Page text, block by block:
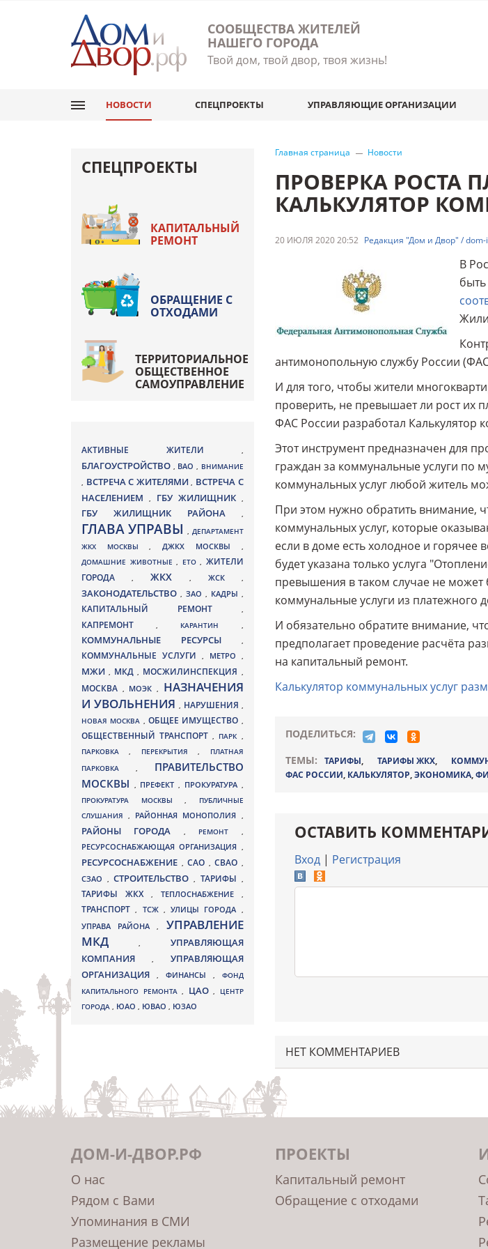
СООБЩЕСТВА ЖИТЕЛЕЙ
НАШЕГО ГОРОДА
Твой дом, твой двор, твоя жизнь!
НОВОСТИ СПЕЦПРОЕКТЫ УПРАВЛЯЮЩИЕ ОРГАНИЗАЦИИ
Главная страница Новости
ПРОВЕРКА РОСТА
КАЛЬКУЛЯТОР
20 ИЮЛЯ 2020 20:52 Редакция "Дом и Двор" /
В
антимонопольную службу России
И для того, чтобы жители
проверить, не превышает ли рост их
ФАС России разработал Калькулятор
Этот инструмент предназначен для
граждан за коммунальные услуги по
коммунальных услуг любой житель
При этом нужно обратить внимание,
коммунальных услуг, которые
если в доме есть холодное и горячее
будет указана только услуга
превышения в таком случае не
коммунальные услуги из платежного
И обязательно обратите внимание,
предполагает проведение расчёта
на капитальный ремонт.
Калькулятор коммунальных услуг
ПОДЕЛИТЬСЯ:
ТЕМЫ:
ТАРИФЫ, ТАРИФЫ ЖКХ,
ФАС РОССИИ, КАЛЬКУЛЯТОР,ЭКОНОМИКА,
ОСТАВИТЬ
Вход| Регистрация
НЕТ КОММЕНТАРИЕВ
СПЕЦПРОЕКТЫ
КАПИТАЛЬНЫЙ
РЕМОНТ
ОБРАЩЕНИЕ С
ОТХОДАМИ
ТЕРРИТОРИАЛЬНОЕ
ОБЩЕСТВЕННОЕ
САМОУПРАВЛЕНИЕ
АКТИВНЫЕ ЖИТЕЛИ ,
БЛАГОУСТРОЙСТВО , ВАО , ВНИМАНИЕ
, ВСТРЕЧА С ЖИТЕЛЯМИ, ВСТРЕЧА С
НАСЕЛЕНИЕМ
, ГБУ ЖИЛИЩНИК ,
ГБУ ЖИЛИЩНИК РАЙОНА ,
ГЛАВА УПРАВЫ, ДЕПАРТАМЕНТ
ЖКХ МОСКВЫ,ДЖКХ МОСКВЫ ,
ДОМАШНИЕ ЖИВОТНЫЕ , ЕТО , ЖИТЕЛИ
ГОРОДА
, ЖКХ , ЖСК ,
ЗАКОНОДАТЕЛЬСТВО , ЗАО , КАДРЫ ,
КАПИТАЛЬНЫЙ РЕМОНТ ,
КАПРЕМОНТ , КАРАНТИН ,
КОММУНАЛЬНЫЕ РЕСУРСЫ ,
КОММУНАЛЬНЫЕ УСЛУГИ , МЕТРО ,
МЖИ, МКД , МОСЖИЛИНСПЕКЦИЯ ,
МОСКВА , МОЭК ,
НАЗНАЧЕНИЯ
И УВОЛЬНЕНИЯ , НАРУШЕНИЯ ,
НОВАЯ МОСКВА , ОБЩЕЕ ИМУЩЕСТВО ,
ОБЩЕСТВЕННЫЙ ТРАНСПОРТ, ПАРК ,
ПАРКОВКА, ПЕРЕКРЫТИЯ,
ПЛАТНАЯ
ПАРКОВКА ,
ПРАВИТЕЛЬСТВО
МОСКВЫ , ПРЕФЕКТ, ПРОКУРАТУРА ,
ПРОКУРАТУРА МОСКВЫ ,
ПУБЛИЧНЫЕ
СЛУШАНИЯ, РАЙОННАЯ МОНОПОЛИЯ ,
РАЙОНЫ ГОРОДА , РЕМОНТ ,
РЕСУРСОСНАБЖАЮЩАЯ ОРГАНИЗАЦИЯ ,
РЕСУРСОСНАБЖЕНИЕ , САО , СВАО ,
СЗАО ,СТРОИТЕЛЬСТВО, ТАРИФЫ ,
ТАРИФЫ ЖКХ , ТЕПЛОСНАБЖЕНИЕ ,
ТРАНСПОРТ, ТСЖ , УЛИЦЫ ГОРОДА ,
УПРАВА РАЙОНА, УПРАВЛЕНИЕ
МКД, УПРАВЛЯЮЩАЯ
КОМПАНИЯ
, УПРАВЛЯЮЩАЯ
ОРГАНИЗАЦИЯ
, ФИНАНСЫ , ФОНД
КАПИТАЛЬНОГО РЕМОНТА , ЦАО ,
ЦЕНТР
ГОРОДА , ЮАО , ЮВАО , ЮЗАО
ДОМ-И-ДВОР.РФ
О нас
Рядом с Вами
Упоминания в СМИ
Размещение рекламы
ПРОЕКТЫ
Капитальный ремонт
Обращение с отходами